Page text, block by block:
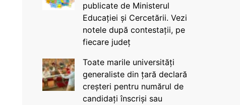
publicate de Ministerul
Educației și Cercetării. Vezi
notele după contestații, pe
fiecare județ
Toate marile universități
generaliste din țară declară
creșteri pentru numărul de
candidați înscriși sau